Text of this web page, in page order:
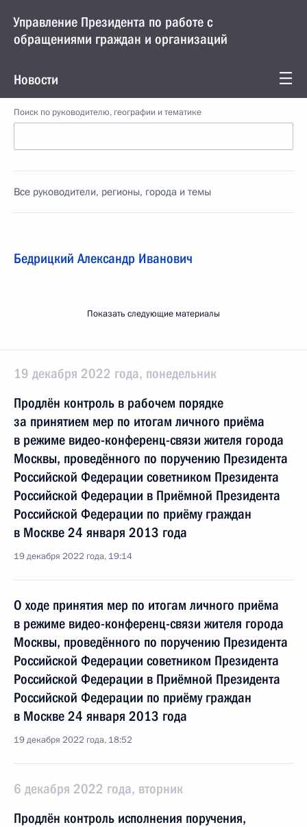
Управление Президента по работе с
обращениями граждан и организаций
Новости
Поиск по руководителю, географии и тематике
Все руководители, регионы, города и темы
Бедрицкий Александр Иванович
Показать следующие материалы
19 декабря 2022 года, понедельник
Продлён контроль в рабочем порядке
за принятием мер по итогам личного приёма
в режиме видео-конференц-связи жителя города
Москвы, проведённого по поручению Президента
Российской Федерации советником Президента
Российской Федерации в Приёмной Президента
Российской Федерации по приёму граждан
в Москве 24 января 2013 года
19 декабря 2022 года, 19:14
О ходе принятия мер по итогам личного приёма
в режиме видео-конференц-связи жителя города
Москвы, проведённого по поручению Президента
Российской Федерации советником Президента
Российской Федерации в Приёмной Президента
Российской Федерации по приёму граждан
в Москве 24 января 2013 года
19 декабря 2022 года, 18:52
6 декабря 2022 года, вторник
Продлён контроль исполнения поручения,